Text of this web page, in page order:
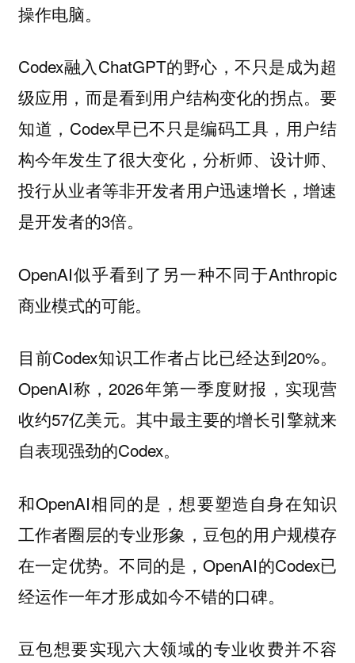
操作电脑。
Codex融入ChatGPT的野心，不只是成为超
级应用，而是看到用户结构变化的拐点。要
知道，Codex早已不只是编码工具，用户结
构今年发生了很大变化，分析师、设计师、
投行从业者等非开发者用户迅速增长，增速
是开发者的3倍。
OpenAI似乎看到了另一种不同于Anthropic
商业模式的可能。
目前Codex知识工作者占比已经达到20%。
OpenAI称，2026年第一季度财报，实现营
收约57亿美元。其中最主要的增长引擎就来
自表现强劲的Codex。
和OpenAI相同的是，想要塑造自身在知识
工作者圈层的专业形象，豆包的用户规模存
在一定优势。不同的是，OpenAI的Codex已
经运作一年才形成如今不错的口碑。
豆包想要实现六大领域的专业收费并不容